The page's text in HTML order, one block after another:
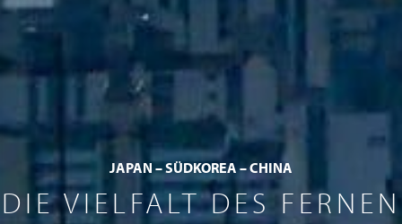
JAPAN – SÜDKOREA – CHINA
DIE VIELFALT DES FERNEN